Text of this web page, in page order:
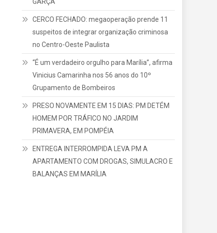
CERCO FECHADO: megaoperação prende 11
suspeitos de integrar organização criminosa
no Centro-Oeste Paulista
“É um verdadeiro orgulho para Marília”, afirma
Vinicius Camarinha nos 56 anos do 10º
Grupamento de Bombeiros
PRESO NOVAMENTE EM 15 DIAS: PM DETÉM
HOMEM POR TRÁFICO NO JARDIM
PRIMAVERA, EM POMPÉIA
ENTREGA INTERROMPIDA LEVA PM A
APARTAMENTO COM DROGAS, SIMULACRO E
BALANÇAS EM MARÍLIA